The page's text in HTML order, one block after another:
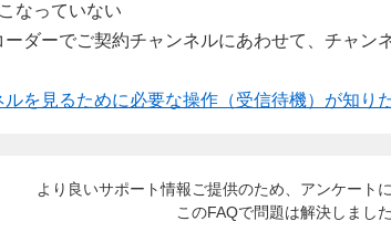
なっていない
ダーでご契約チャンネルにあわせて、チャン
を見るために必要な操作（受信待機）が知り
より良いサポート情報ご提供のため、アンケート
このFAQで問題は解決しまし